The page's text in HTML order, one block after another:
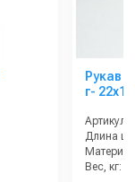
Рукав
г-
Артикул:
Длина
Вес, кг: